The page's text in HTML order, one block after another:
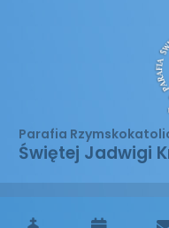
Parafia
Świętej Jadwigi